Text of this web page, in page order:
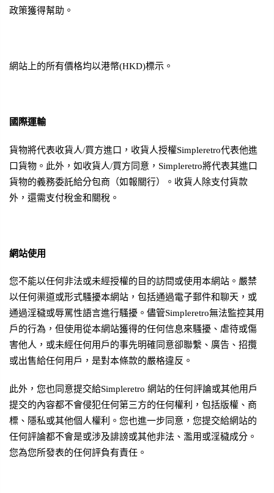
政策獲得幫助。
網站上的所有價格均以港幣(HKD)標示。
國際運輸
貨物將代表收貨人/買方進口，收貨人授權Simpleretro代表他進
口貨物。此外，如收貨人/買方同意，Simpleretro將代表其進口
貨物的義務委託給分包商（如報關行）。收貨人除支付貨款
外，還需支付稅金和關稅。
網站使用
您不能以任何非法或未經授權的目的訪問或使用本網站。嚴禁
以任何渠道或形式騷擾本網站，包括通過電子郵件和聊天，或
通過淫穢或辱罵性語言進行騷擾。儘管Simpleretro無法監控其用
戶的行為，但使用從本網站獲得的任何信息來騷擾、虐待或傷
害他人，或未經任何用戶的事先明確同意卻聯繫、廣告、招攬
或出售給任何用戶，是對本條款的嚴格違反。
此外，您也同意提交給Simpleretro 網站的任何評論或其他用戶
提交的內容都不會侵犯任何第三方的任何權利，包括版權、商
標、隱私或其他個人權利。您也進一步同意，您提交給網站的
任何評論都不會是或涉及誹謗或其他非法、濫用或淫穢成分。
您為您所發表的任何評負有責任。